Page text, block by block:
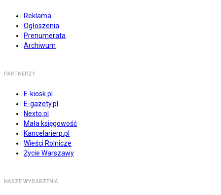
Reklama
Ogłoszenia
Prenumerata
Archiwum
PARTNERZY
E-kiosk.pl
E-gazety.pl
Nexto.pl
Mała księgowość
Kancelarierp.pl
Wieści Rolnicze
Życie Warszawy
NASZE WYDARZENIA